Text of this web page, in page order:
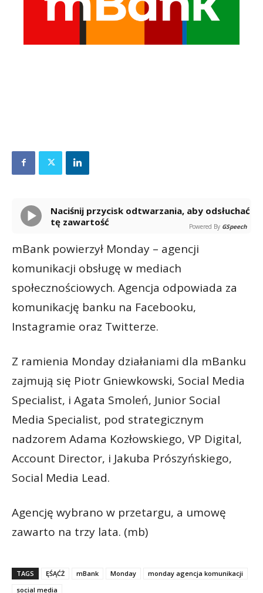
Naciśnij przycisk odtwarzania, aby odsłuchać
tę zawartość
Powered By GSpeech
mBank powierzył Monday – agencji
komunikacji obsługę w mediach
społecznościowych. Agencja odpowiada za
komunikację banku na Facebooku,
Instagramie oraz Twitterze.
Z ramienia Monday działaniami dla mBanku
zajmują się Piotr Gniewkowski, Social Media
Specialist, i Agata Smoleń, Junior Social
Media Specialist, pod strategicznym
nadzorem Adama Kozłowskiego, VP Digital,
Account Director, i Jakuba Prószyńskiego,
Social Media Lead.
Agencję wybrano w przetargu, a umowę
zawarto na trzy lata. (mb)
TAGS ĘŚĄĆŻ mBank Monday
monday agencja komunikacji
social media